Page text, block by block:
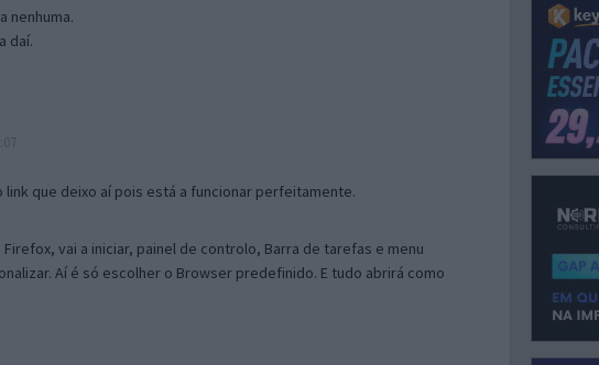
nenhuma.
daí.
que deixo aí pois está a funcionar perfeitamente.
vai a iniciar, painel de controlo, Barra de tarefas e menu
Aí é só escolher o Browser predefinido. E tudo abrirá como